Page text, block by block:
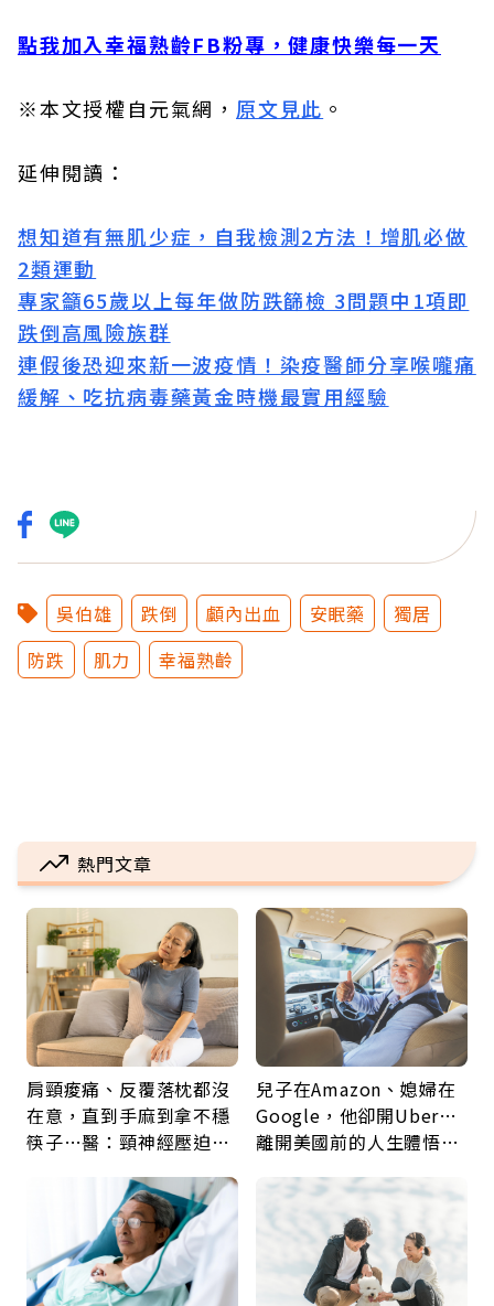
點我加入幸福熟齡FB粉專，健康快樂每一天
※本文授權自元氣網， 原文見此 。
延伸閱讀：
想知道有無肌少症，自我檢測2方法！增肌必做
2類運動
專家籲65歲以上每年做防跌篩檢 3問題中1項即
跌倒高風險族群
連假後恐迎來新一波疫情！染疫醫師分享喉嚨痛
緩解、吃抗病毒藥黃金時機最實用經驗
吳伯雄 跌倒 顱內出血 安眠藥
獨居
防跌
肌力 幸福熟齡
熱門文章
肩頸痠痛、反覆落枕都沒
在意，直到手麻到拿不穩
筷子…醫：頸神經壓迫上
兒子在Amazon、媳婦在
Google，他卻開Uber…
離開美國前的人生體悟：